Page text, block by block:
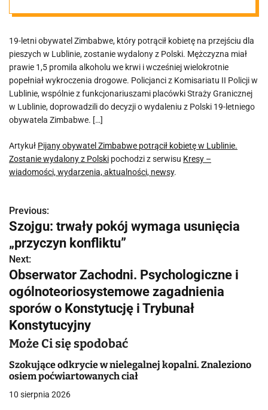
Zostanie
wydalony z
Polski
19-letni obywatel Zimbabwe, który potrącił kobietę na przejściu dla
pieszych w Lublinie, zostanie wydalony z Polski. Mężczyzna miał
prawie 1,5 promila alkoholu we krwi i wcześniej wielokrotnie
popełniał wykroczenia drogowe. Policjanci z Komisariatu II Policji w
Lublinie, wspólnie z funkcjonariuszami placówki Straży Granicznej
w Lublinie, doprowadzili do decyzji o wydaleniu z Polski 19-letniego
obywatela Zimbabwe. […]
Artykuł Pijany obywatel Zimbabwe potrącił kobietę w Lublinie.
Zostanie wydalony z Polski pochodzi z serwisu Kresy –
wiadomości, wydarzenia, aktualności, newsy.
N
a
w
i
g
a
c
j
a
Previous:
Szojgu: trwały pokój wymaga usunięcia
„przyczyn konfliktu”
Next:
Obserwator Zachodni. Psychologiczne i
ogólnoteoriosystemowe zagadnienia
sporów o Konstytucję i Trybunał
Konstytucyjny
Może Ci się spodobać
Szokujące odkrycie w nielegalnej kopalni. Znaleziono
osiem poćwiartowanych ciał
10 sierpnia 2026